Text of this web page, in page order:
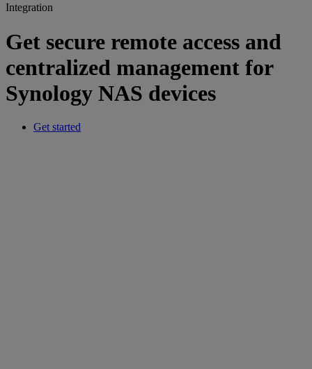
Integration
Get secure remote access and
centralized management for
Synology NAS devices
Get started